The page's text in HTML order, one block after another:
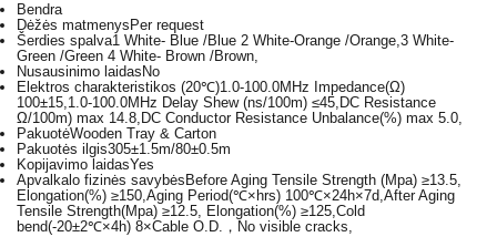
Bendra
Dėžės matmenys Per request
Šerdies spalva1 White- Blue /Blue 2 White-Orange /Orange,3 White-
Green /Green 4 White- Brown /Brown,
Nusausinimo laidas No
Elektros charakteristikos (20℃)1.0-100.0MHz Impedance(Ω)
100±15,1.0-100.0MHz Delay Shew (ns/100m) ≤45,DC Resistance
Ω/100m) max 14.8,DC Conductor Resistance Unbalance(%) max 5.0,
PakuotėWooden Tray & Carton
Pakuotės ilgis305±1.5m/80±0.5m
Kopijavimo laidasYes
Apvalkalo fizinės savybės Before Aging Tensile Strength (Mpa) ≥13.5,
Elongation(%) ≥150,Aging Period(℃×hrs) 100℃×24h×7d,After Aging
Tensile Strength(Mpa) ≥12.5, Elongation(%) ≥125,Cold
bend(-20±2℃×4h) 8×Cable O.D.，No visible cracks,